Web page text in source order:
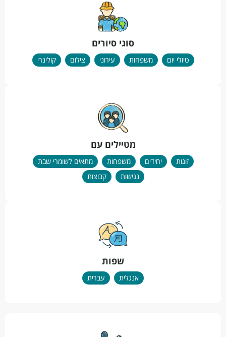
סוגי סיורים
טיולי יום משפחות עירוני צילום קולינרי
מטיילים עם
זוגות יחידים משפחות
מתאים לשומרי שבת
נגישות
קבוצות
שפות
אנגלית עברית